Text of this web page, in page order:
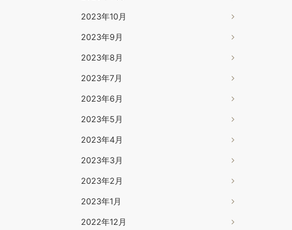
2023年10月
2023年9月
2023年8月
2023年7月
2023年6月
2023年5月
2023年4月
2023年3月
2023年2月
2023年1月
2022年12月